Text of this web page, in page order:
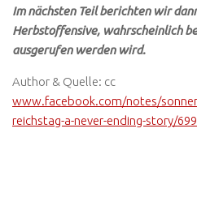
Im nächsten Teil berichten wir
Herbstoffensive, wahrscheinlich
ausgerufen werden wird.
Author & Quelle: cc
www.facebook.com/notes/
reichstag-a-never-ending-story/